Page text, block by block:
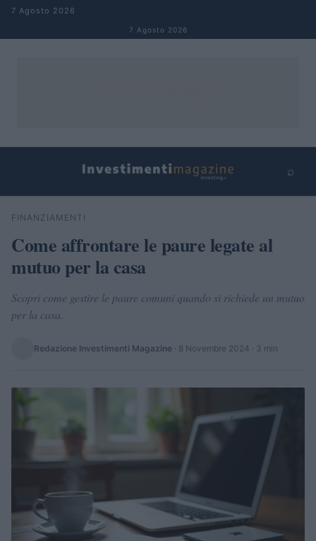
Salta al contenuto
7 Agosto 2026
7 Agosto 2026
⌕
Cerca
FINANZIAMENTI
Come affrontare le paure legate al
mutuo per la casa
Scopri come gestire le paure comuni quando si richiede un mutuo
per la casa.
Redazione Investimenti Magazine · 8 Novembre 2024 · 3 min